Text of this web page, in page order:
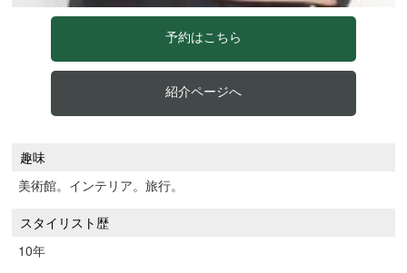
予約はこちら
紹介ページへ
趣味
美術館。インテリア。旅行。
スタイリスト歴
10年